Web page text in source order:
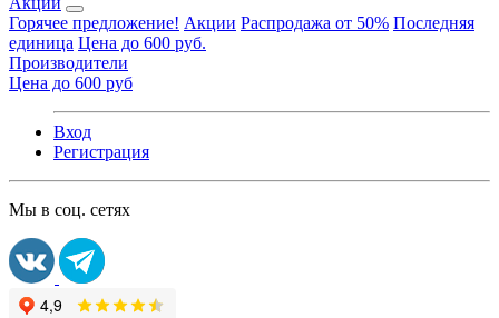
Горячее предложение! Акции Распродажа от 50% Последняя
единица Цена до 600 руб.
Производители
Цена до 600 руб
Вход
Регистрация
Мы в соц. сетях